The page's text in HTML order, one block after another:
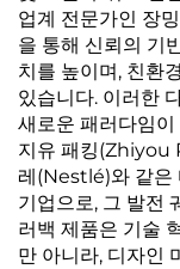
업계 전문가인 장
을 통해 신뢰의 기
치를 높이며, 친환
있습니다. 이러한
새로운 패러다임이
지유 패킹(Zhiyou
레(Nestlé)와 같은
기업으로, 그 발전
러백 제품은 기술
만 아니라, 디자인